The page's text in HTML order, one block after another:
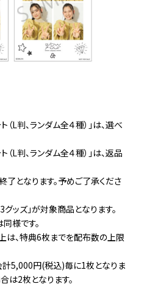
L判、ランダム全４種）」は、選べ
L判、ランダム全４種）」は、返品
了となります。予めご了承くださ
ズ」が対象商品となります。
様です。
、特典6枚までを配布数の上限
計5,000円(税込)毎に1枚となりま
は2枚となります。